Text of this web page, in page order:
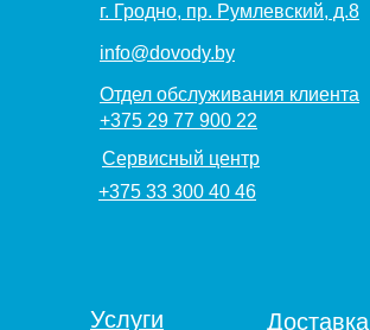
г. Гродно, пр. Румлевский, д.8
Сервисный центр
Доставка
+375 29 77 900 22
Услуги
Отдел обслуживания клиента
info@dovody.by
+375 33 300 40 46